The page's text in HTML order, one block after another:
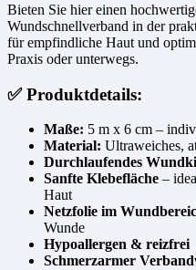
Bieten Sie hier einen
Wundschnellverband in der
für empfindliche Haut und
Praxis oder unterwegs.
✅ Produktdetails:
Maße: 5 m x 6 cm –
Material: Ultraweiches,
Durchlaufendes
Sanfte Klebefläche –
Haut
Netzfolie im
Wunde
Hypoallergen & reizfrei
Schmerzarmer